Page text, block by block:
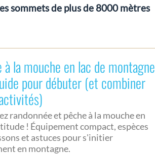
sommets de plus de 8000 mètres
à la mouche en lac de montagne
pour débuter (et combiner
randonnée et pêche à la mouche en
! Équipement compact, espèces
et astuces pour s'initier
en montagne.